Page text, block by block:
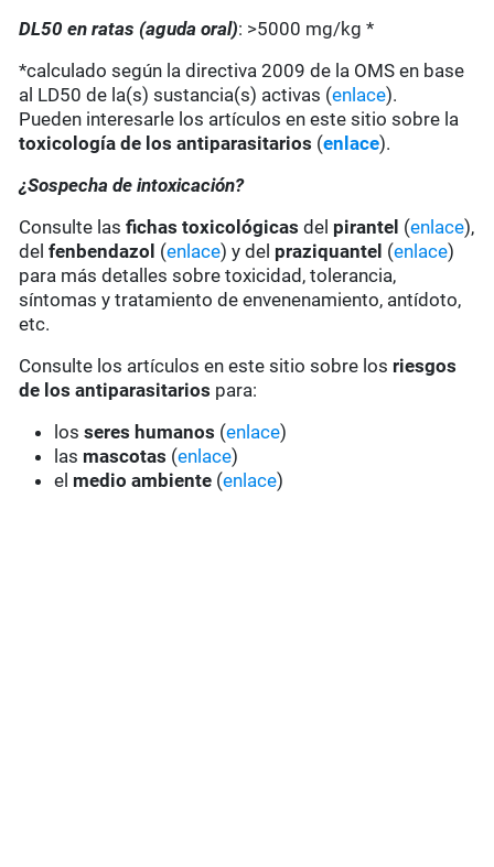
DL50 en ratas (aguda oral): >5000 mg/kg *
*calculado según la directiva 2009 de la OMS en base
al LD50 de la(s) sustancia(s) activas (enlace).
Pueden interesarle los artículos en este sitio sobre la
toxicología de los antiparasitarios (enlace).
¿Sospecha de intoxicación?
Consulte lasfichas toxicológicas del pirantel (enlace),
delfenbendazol (enlace) y del praziquantel (enlace)
para más detalles sobre toxicidad, tolerancia,
síntomas y tratamiento de envenenamiento, antídoto,
etc.
Consulte los artículos en este sitio sobre los riesgos
de los antiparasitarios para:
losseres humanos (enlace)
las mascotas (enlace)
el medio ambiente (enlace)